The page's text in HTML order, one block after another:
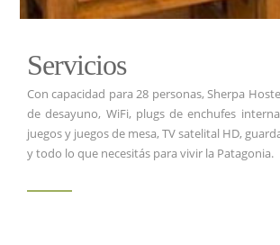
Servicios
Con capacidad para 28 personas, Sherpa
de desayuno, WiFi, plugs de enchufes
juegos y juegos de mesa, TV satelital HD,
y todo lo que necesitás para vivir la Patagonia.